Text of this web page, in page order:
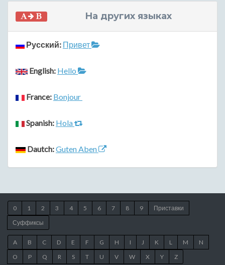
На других языках
Русский: Привет
English: Hello
France: Bonjour
Spanish: Hola
Dautch:Guten Aben
0 1 2 3 4 5 6 7 8 9
Приставки
Суффиксы
A B C D E F G H I J K L M
N
O
P Q R S T U V W X Y Z